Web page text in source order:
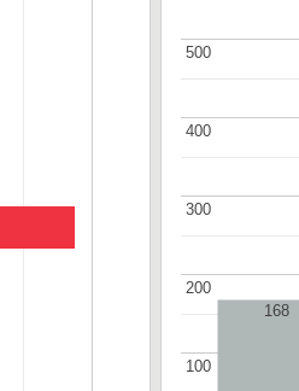
100
100
200
200
300
300
400
400
500
500
168